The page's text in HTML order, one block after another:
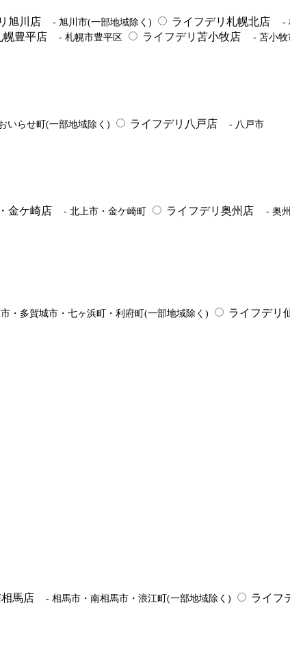
旭川店 - 旭川市(一部地域除く) ライフデリ札幌北店 -
幌豊平店 - 札幌市豊平区 ライフデリ苫小牧店 - 苫小牧
いらせ町(一部地域除く) ライフデリ八戸店 - 八戸市
金ケ崎店 - 北上市・金ケ崎町 ライフデリ奥州店 - 奥
・多賀城市・七ヶ浜町・利府町(一部地域除く) ライフデリ
馬店 - 相馬市・南相馬市・浪江町(一部地域除く) ライフ